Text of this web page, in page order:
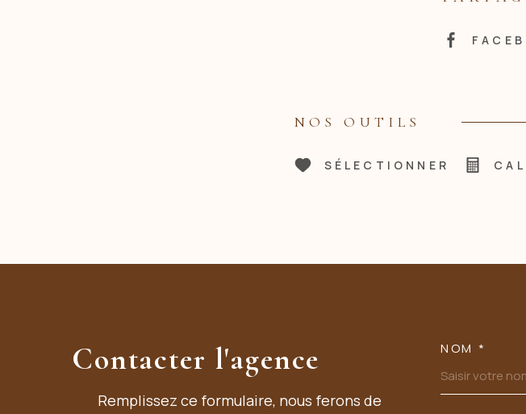
NOS OUTILS
SÉLECTIONNER
Contacter l'agence
Remplissez ce formulaire, nous ferons de
NOM *